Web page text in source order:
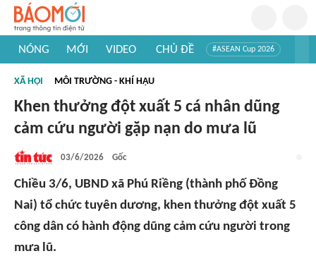
NÓNG MỚI VIDEO CHỦ ĐỀ #ASEAN Cup 2026
#Khám phá thế giới
XÃ HỘI MÔI TRƯỜNG - KHÍ HẬU
Khen thưởng đột xuất 5 cá nhân dũng
cảm cứu người gặp nạn do mưa lũ
03/6/2026 Gốc
Chiều 3/6, UBND xã Phú Riềng (thành phố Đồng
Nai) tổ chức tuyên dương, khen thưởng đột xuất 5
công dân có hành động dũng cảm cứu người trong
mưa lũ.